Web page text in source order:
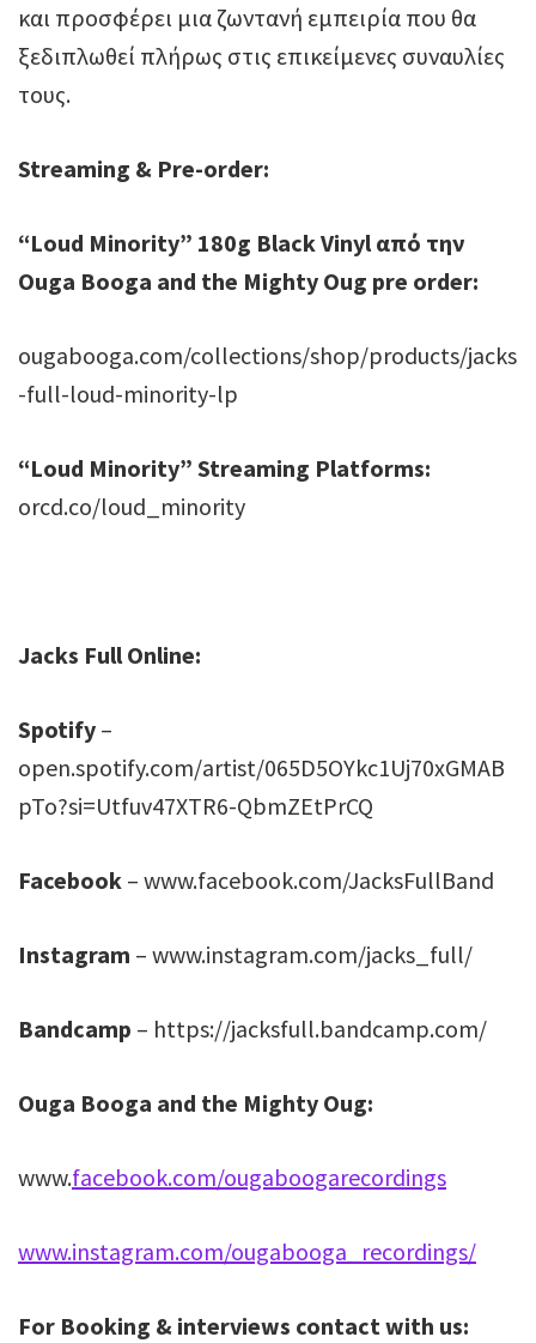
και προσφέρει μια ζωντανή εμπειρία που θα
ξεδιπλωθεί πλήρως στις επικείμενες συναυλίες
τους.
Streaming & Pre-order:
“Loud Minority” 180g Black Vinyl από την
Ouga Booga and the Mighty Oug pre order:
ougabooga.com/collections/shop/products/jacks
-full-loud-minority-lp
“Loud Minority” Streaming Platforms:
orcd.co/loud_minority
Jacks Full Online:
Spotify –
open.spotify.com/artist/065D5OYkc1Uj70xGMAB
pTo?si=Utfuv47XTR6-QbmZEtPrCQ
Facebook – www.facebook.com/JacksFullBand
Instagram – www.instagram.com/jacks_full/
Bandcamp – https://jacksfull.bandcamp.com/
Ouga Booga and the Mighty Oug:
www.facebook.com/ougaboogarecordings
www.instagram.com/ougabooga_recordings/
For Booking & interviews contact with us: